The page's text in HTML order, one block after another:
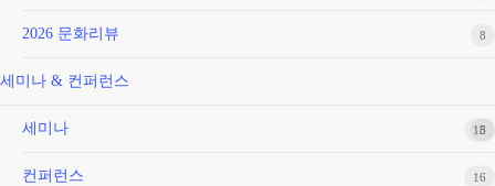
적
2026 문화리뷰 8
세미나 & 컨퍼런스
18
세미나 5
컨퍼런스 16